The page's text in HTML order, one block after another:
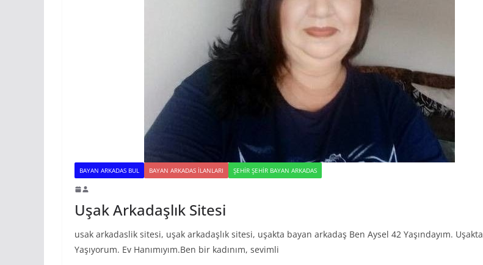
BAYAN ARKADAS BUL BAYAN ARKADAS ILANLARI ŞEHIR ŞEHIR BAYAN ARKADAS
Uşak Arkadaşlık Sitesi
usak arkadaslik sitesi, uşak arkadaşlık sitesi, uşakta bayan arkadaş Ben Aysel 42 Yaşındayım. Uşakta
Yaşıyorum. Ev Hanımıyım.Ben bir kadınım, sevimli